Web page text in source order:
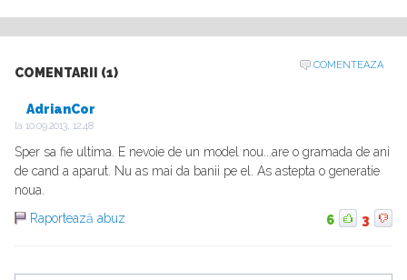
COMENTARII (1)
COMENTEAZA
AdrianCor
la 10.09.2013, 12:48
Sper sa fie ultima. E nevoie de un model nou...are o gramada de ani
de cand a aparut. Nu as mai da banii pe el. As astepta o generatie
noua.
Raportează abuz
6 3